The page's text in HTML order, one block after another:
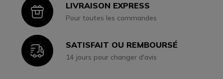
IconLIVRAISON EXPRESS
Pour toutes les commandes
IconSATISFAIT OU REMBOURSÉ
14 jours pour changer d'avis